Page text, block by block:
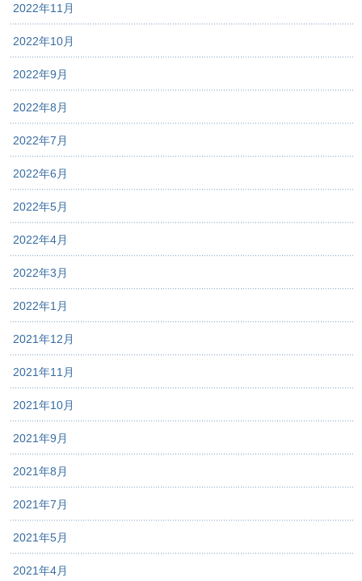
2022年11月
2022年10月
2022年9月
2022年8月
2022年7月
2022年6月
2022年5月
2022年4月
2022年3月
2022年1月
2021年12月
2021年11月
2021年10月
2021年9月
2021年8月
2021年7月
2021年5月
2021年4月